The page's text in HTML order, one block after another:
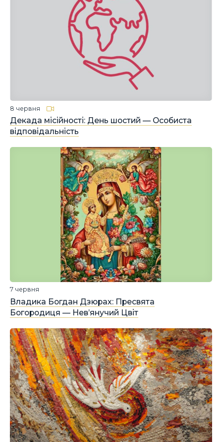
Декада місійності: День шостий — Особиста
відповідальність
8 червня
Владика Богдан Дзюрах: Пресвята
Богородиця — Нев’янучий Цвіт
7 червня